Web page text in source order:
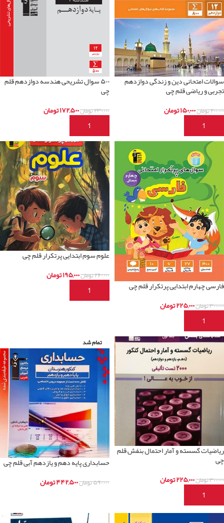
سوالات امتحانی دین و زندگی دوازدهم
تجربی و ریاضی قلم چی
۲۰۰,۰۰۰تومان۱۵۰,۰۰۰تومان
افزودن به سبد خرید
۵۰۰ سوال تشریحی هندسه دوازدهم قلم
چی
۲۳۰,۰۰۰تومان۱۷۲,۵۰۰تومان
افزودن به سبد خرید
فارسی چهارم ابتدایی پرتکرار قلم چی
۳۰۰,۰۰۰تومان۲۲۵,۰۰۰تومان
افزودن به سبد خرید
علوم سوم ابتدایی پرتکرار قلم چی
۲۶۰,۰۰۰تومان۱۹۵,۰۰۰تومان
افزودن به سبد خرید
ریاضیات گسسته و آمار احتمال بنفش قلم
چی
۳۰۰,۰۰۰تومان۲۲۵,۰۰۰تومان
افزودن به سبد خرید
تمام شد
حسابداری پایه دهم و یازدهم آبی قلم چی
۵۹۰,۰۰۰تومان۴۴۲,۵۰۰تومان